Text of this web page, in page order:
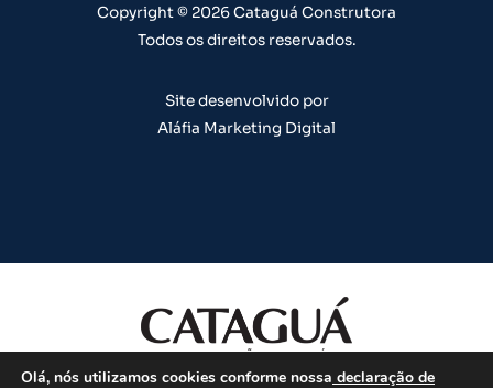
m t
Copyright © 2026 Cataguá Construtora
Todos os direitos reservados.
Site desenvolvido por
Aláfia Marketing Digital
Olá, nós utilizamos cookies conforme nossa declaração de